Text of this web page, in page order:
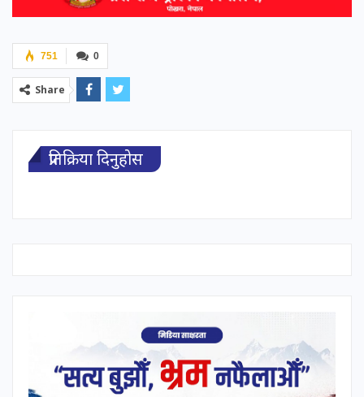
0
751
Share
प्रतिक्रिया दिनुहोस